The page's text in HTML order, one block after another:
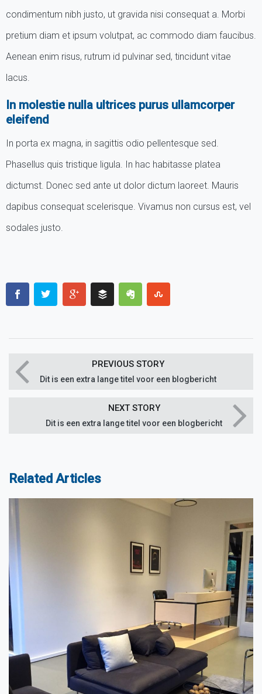
condimentum nibh justo, ut gravida nisi consequat a. Morbi
pretium diam et ipsum volutpat, ac commodo diam faucibus.
Aenean enim risus, rutrum id pulvinar sed, tincidunt vitae
lacus.
In molestie nulla ultrices purus ullamcorper
eleifend
In porta ex magna, in sagittis odio pellentesque sed.
Phasellus quis tristique ligula. In hac habitasse platea
dictumst. Donec sed ante ut dolor dictum laoreet. Mauris
dapibus consequat scelerisque. Vivamus non cursus est, vel
sodales justo.
PREVIOUS STORY
Dit is een extra lange titel voor een blogbericht
NEXT STORY
Dit is een extra lange titel voor een blogbericht
Related Articles